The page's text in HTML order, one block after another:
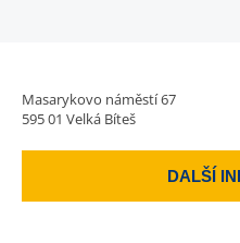
Masarykovo náměstí 67
595 01 Velká Bíteš
DALŠÍ